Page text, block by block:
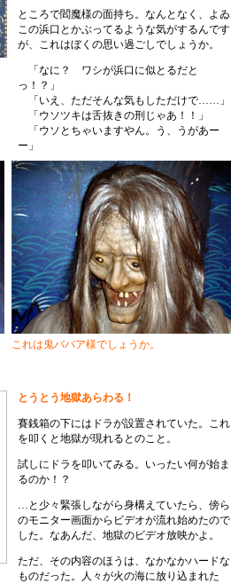
ところで閻魔様の面持ち。なんとなく、よゐ
この浜口とかぶってるような気がするんです
が、これはぼくの思い過ごしでしょうか。
「なに？ ワシが浜口に似とるだと
っ！？」
「いえ、ただそんな気もしただけで……」
「ウソツキは舌抜きの刑じゃあ！！」
「ウソとちゃいますやん。う、うがあー
ー」
これは鬼ババア様でしょうか。
とうとう地獄あらわる！
賽銭箱の下にはドラが設置されていた。これ
を叩くと地獄が現れるとのこと。
試しにドラを叩いてみる。いったい何が始ま
るのか！？
…と少々緊張しながら身構えていたら、傍ら
のモニター画面からビデオが流れ始めたので
した。なあんだ、地獄のビデオ放映かよ。
ただ、その内容のほうは、なかなかハードな
ものだった。人々が火の海に放り込まれた